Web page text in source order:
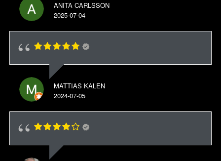
ANITA CARLSSON
2025-07-04
MATTIAS KALEN
2024-07-05